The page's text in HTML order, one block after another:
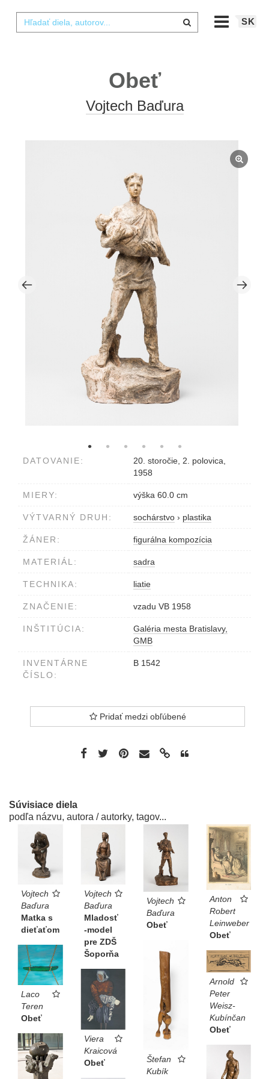
SK
Obeť
Vojtech Baďura
DATOVANIE:
20. storočie, 2. polovica,
1958
MIERY: výška 60.0 cm
VÝTVARNÝ DRUH: sochárstvo › plastika
ŽÁNER: figurálna kompozícia
MATERIÁL: sadra
TECHNIKA: liatie
ZNAČENIE: vzadu VB 1958
INŠTITÚCIA:
Galéria mesta Bratislavy,
GMB
INVENTÁRNE
ČÍSLO:
B 1542
Pridať medzi obľúbené
Súvisiace diela
podľa názvu, autora / autorky, tagov...
Vojtech
Baďura
Matka s
dieťaťom
Vojtech
Baďura
Mladosť
-model
pre ZDŠ
Šoporňa
Vojtech
Baďura
Obeť
Anton
Robert
Leinweber
Obeť
Štefan
Kubík
Laco
Teren
Obeť
Arnold
Peter
Weisz-
Kubínčan
Obeť
Viera
Kraicová
Obeť